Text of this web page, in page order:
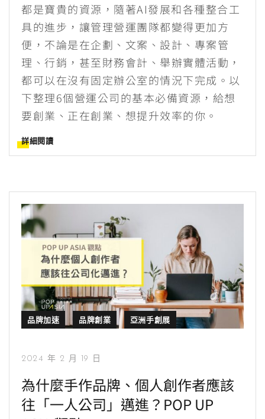
都是寶貴的資源，隨著AI發展和各種整合工
具的進步，讓管理營運團隊都變得更加方
便，不論是在企劃、文案、設計、專案管
理、行銷，甚至財務會計、舉辦實體活動，
都可以在沒有固定辦公室的情況下完成。以
下整理6個營運公司的基本必備資源，給想
要創業、正在創業、想提升效率的你。
詳細閱讀
品牌加速 品牌創業 亞洲手創展
2024 年 2 月 19 日
為什麼手作品牌、個人創作者應該
往「一人公司」邁進？POP UP